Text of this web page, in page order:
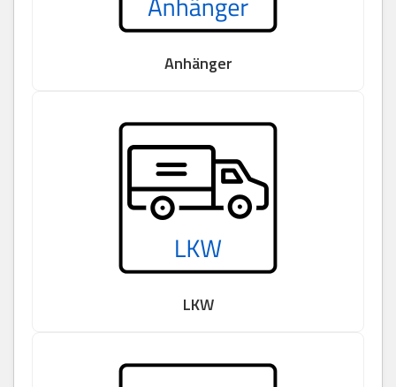
Anhänger
LKW